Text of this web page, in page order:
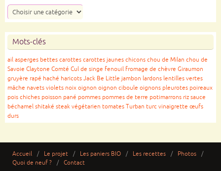
Mots-clés
ail asperges bettes carottes carottes jaunes chicons chou de Milan chou de
Savoie Claytone Comté Cul de singe fenouil fromage de chèvre Giraumon
gruyère rapé haché haricots Jack Be Little jambon lardons lentilles vertes
mâche navets violets noix oignon oignon ciboule oignons pleurotes poireaux
pois chiches poisson pané pommes pommes de terre potimarrons riz sauce
béchamel shitaké steak végétarien tomates Turban turc vinaigrette œufs
durs
Accueil Le projet Les paniers BIO Les recettes
Photos
Quoi de neuf ?
Contact